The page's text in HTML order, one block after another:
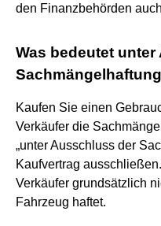
den Finanzbehörden
Was bedeutet
Kaufen Sie einen
Verkäufer die
„unter Ausschluss der
Kaufvertrag
Verkäufer grundsätzlich
Fahrzeug haftet.